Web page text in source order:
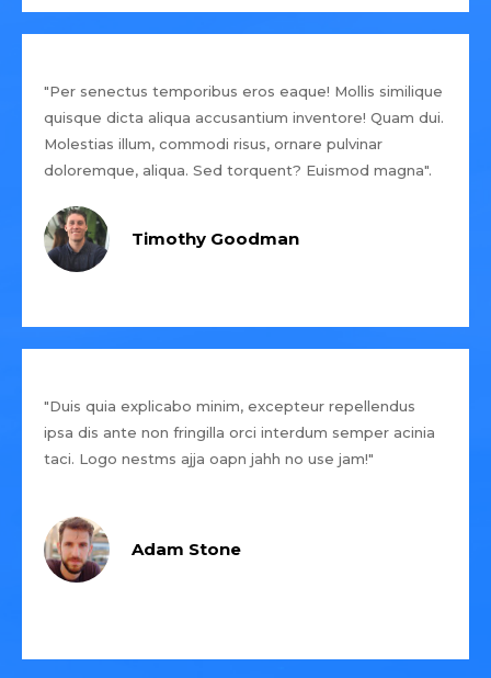
"Per senectus temporibus eros eaque! Mollis similique
quisque dicta aliqua accusantium inventore! Quam dui.
Molestias illum, commodi risus, ornare pulvinar
doloremque, aliqua. Sed torquent? Euismod magna".
Timothy Goodman
"Duis quia explicabo minim, excepteur repellendus
ipsa dis ante non fringilla orci interdum semper acinia
taci. Logo nestms ajja oapn jahh no use jam!"
Adam Stone